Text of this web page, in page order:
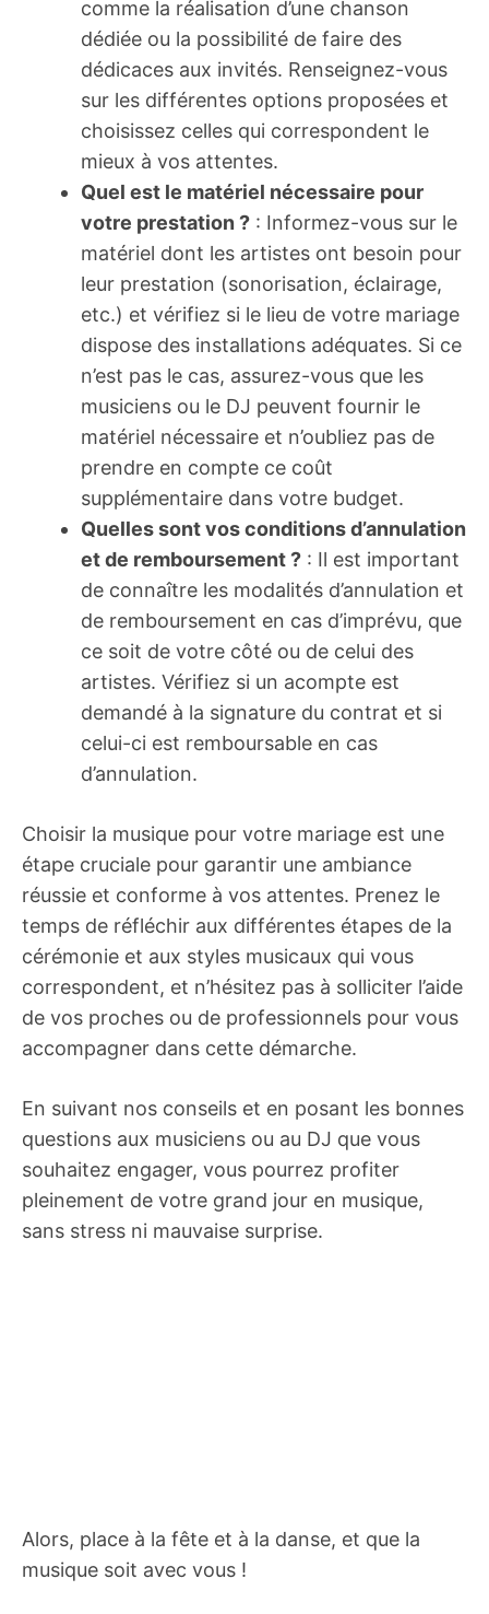
comme la réalisation d’une chanson
dédiée ou la possibilité de faire des
dédicaces aux invités. Renseignez-vous
sur les différentes options proposées et
choisissez celles qui correspondent le
mieux à vos attentes.
Quel est le matériel nécessaire pour
votre prestation ? : Informez-vous sur le
matériel dont les artistes ont besoin pour
leur prestation (sonorisation, éclairage,
etc.) et vérifiez si le lieu de votre mariage
dispose des installations adéquates. Si ce
n’est pas le cas, assurez-vous que les
musiciens ou le DJ peuvent fournir le
matériel nécessaire et n’oubliez pas de
prendre en compte ce coût
supplémentaire dans votre budget.
Quelles sont vos conditions d’annulation
et de remboursement ? : Il est important
de connaître les modalités d’annulation et
de remboursement en cas d’imprévu, que
ce soit de votre côté ou de celui des
artistes. Vérifiez si un acompte est
demandé à la signature du contrat et si
celui-ci est remboursable en cas
d’annulation.
Choisir la musique pour votre mariage est une
étape cruciale pour garantir une ambiance
réussie et conforme à vos attentes. Prenez le
temps de réfléchir aux différentes étapes de la
cérémonie et aux styles musicaux qui vous
correspondent, et n’hésitez pas à solliciter l’aide
de vos proches ou de professionnels pour vous
accompagner dans cette démarche.
En suivant nos conseils et en posant les bonnes
questions aux musiciens ou au DJ que vous
souhaitez engager, vous pourrez profiter
pleinement de votre grand jour en musique,
sans stress ni mauvaise surprise.
Alors, place à la fête et à la danse, et que la
musique soit avec vous !